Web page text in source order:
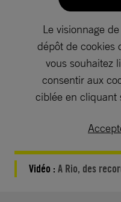
Le visionnage
dépôt de cookies
vous souhaitez
consentir aux
ciblée en cliquant
Vidéo : A Rio, des